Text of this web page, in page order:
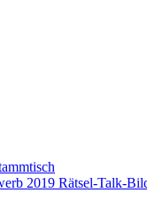
2019 Rätsel-Talk-